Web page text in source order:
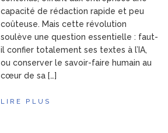
capacité de rédaction rapide et peu
coûteuse. Mais cette révolution
soulève une question essentielle : faut-
il confier totalement ses textes à l’IA,
ou conserver le savoir-faire humain au
cœur de sa […]
LIRE PLUS